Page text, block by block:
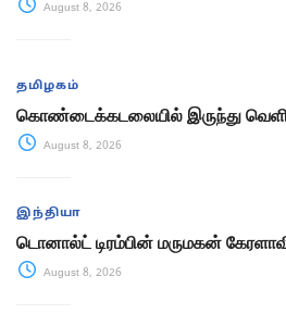
August 8, 2026
தமிழகம்
கொண்டைக்கடலையில் இருந்து
August 8, 2026
இந்தியா
டொனால்ட் டிரம்பின் மருமகன்
August 8, 2026